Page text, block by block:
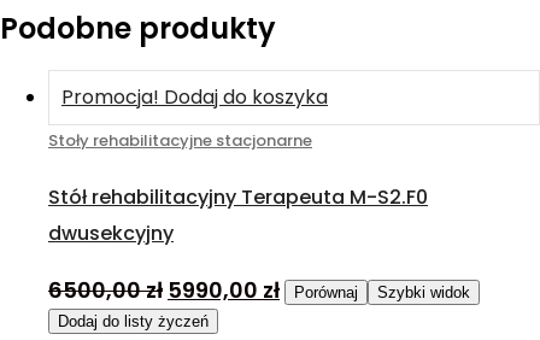
Podobne produkty
Promocja! Dodaj do koszyka
Stoły rehabilitacyjne stacjonarne
Stół rehabilitacyjny Terapeuta M-S2.F0
dwusekcyjny
6500,00zł 5990,00 zł Porównaj
Szybki widok
Dodaj do listy życzeń